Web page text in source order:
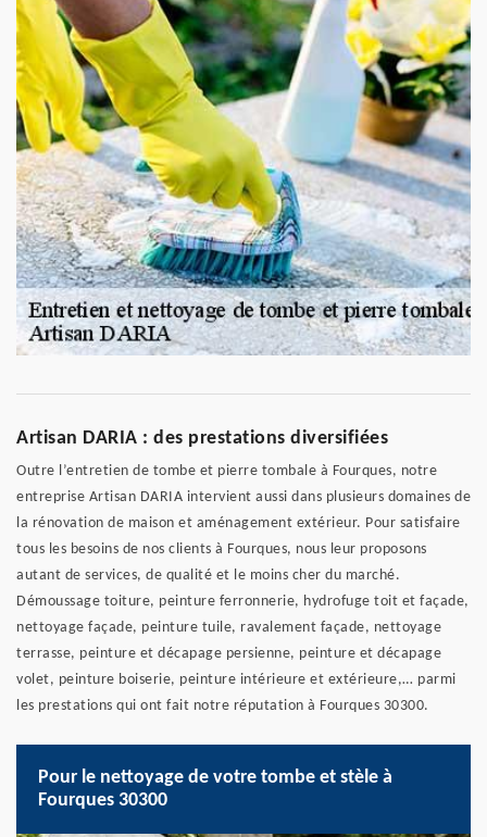
Artisan DARIA : des prestations diversifiées
Outre l’entretien de tombe et pierre tombale à Fourques, notre
entreprise Artisan DARIA intervient aussi dans plusieurs domaines de
la rénovation de maison et aménagement extérieur. Pour satisfaire
tous les besoins de nos clients à Fourques, nous leur proposons
autant de services, de qualité et le moins cher du marché.
Démoussage toiture, peinture ferronnerie, hydrofuge toit et façade,
nettoyage façade, peinture tuile, ravalement façade, nettoyage
terrasse, peinture et décapage persienne, peinture et décapage
volet, peinture boiserie, peinture intérieure et extérieure,… parmi
les prestations qui ont fait notre réputation à Fourques 30300.
Pour le nettoyage de votre tombe et stèle à
Fourques 30300